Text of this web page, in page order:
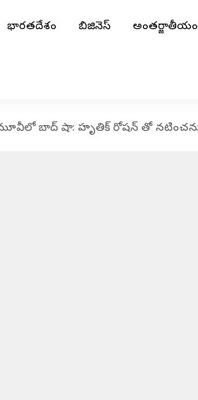
భారతదేశం బిజినెస్ అంతర్జాతీయం
బాద్ షా: హృతిక్ రోషన్ తో